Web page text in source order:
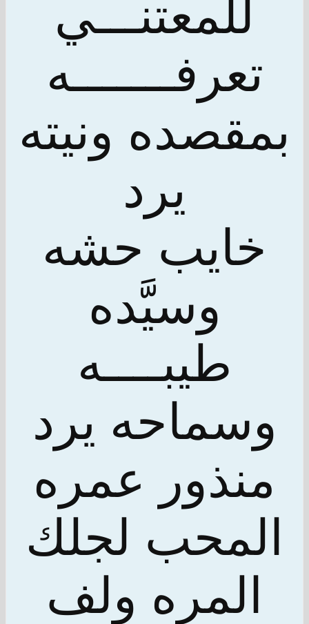
للمعتنـــي
تعرفـــــــه
بمقصده ونيته
يرد
خايب حشه
وسيَّده
طيبــــه
وسماحه يرد
منذور عمره
المحب لجلك
المره ولف